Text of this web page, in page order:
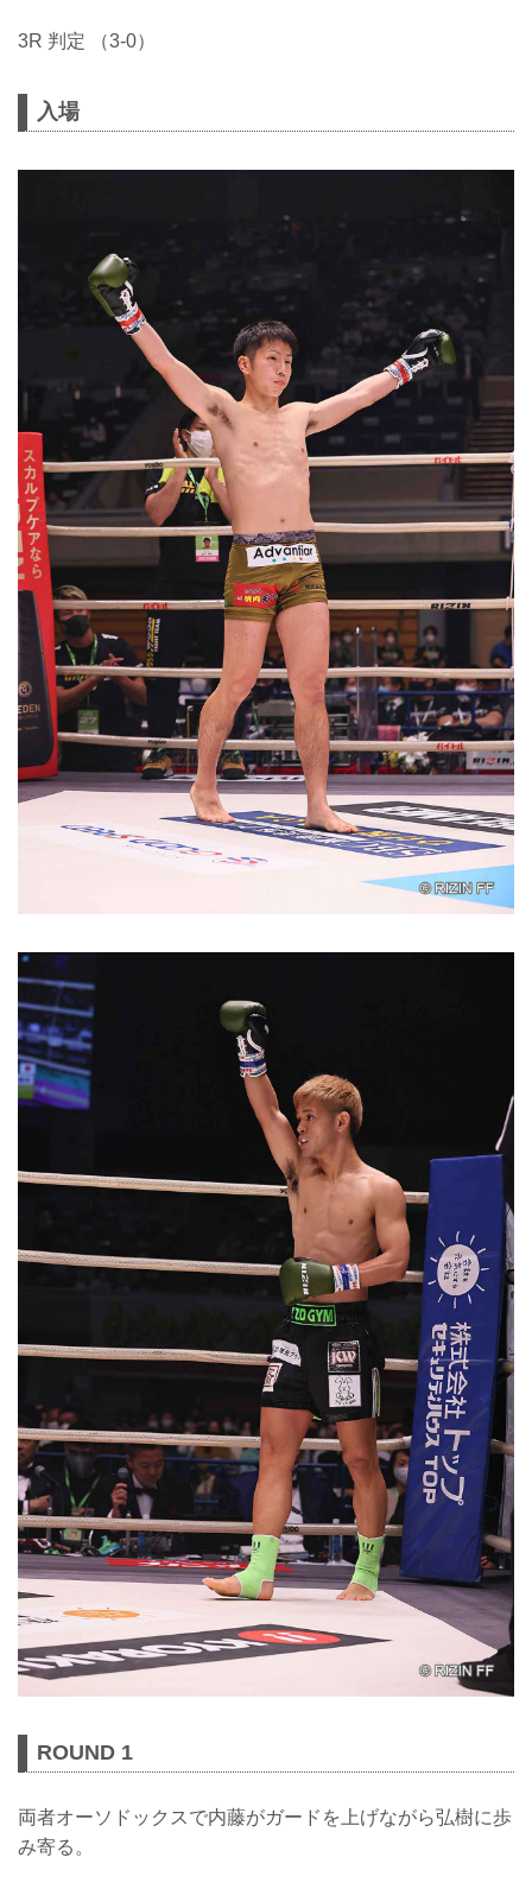
3R 判定 （3-0）
入場
ROUND 1
両者オーソドックスで内藤がガードを上げながら弘樹に歩
み寄る。